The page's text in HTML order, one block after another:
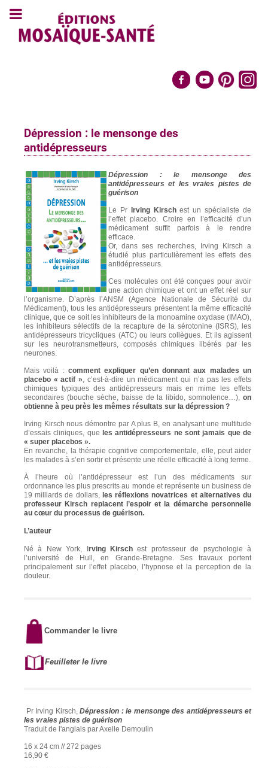
Dépression : le mensonge des
antidépresseurs
Dépression : le mensonge des
antidépresseurs et les vraies pistes de
guérison
Le Pr Irving Kirschest un spécialiste de
l’effet placebo. Croire en l’efficacité d’un
médicament suffit parfois à le rendre
efficace.
Or, dans ses recherches, Irving Kirsch a
étudié plus particulièrement les effets des
antidépresseurs.
Ces molécules ont été conçues pour avoir
une action chimique et ont un effet réel sur
l’organisme. D’après l’ANSM (Agence Nationale de Sécurité du
Médicament), tous les antidépresseurs présentent la même efficacité
clinique, que ce soit les inhibiteurs de la monoamine oxydase (IMAO),
les inhibiteurs sélectifs de la recapture de la sérotonine (ISRS), les
antidépresseurs tricycliques (ATC) ou leurs collègues. Et ils agissent
sur les neurotransmetteurs, composés chimiques libérés par les
neurones.
Mais voilà : comment expliquer qu’en donnant aux malades un
placebo « actif », c’est-à-dire un médicament qui n’a pas les effets
chimiques typiques des antidépresseurs mais en mime les effets
secondaires (bouche sèche, baisse de la libido, somnolence…), on
obtienne à peu près les mêmes résultats sur la dépression ?
Irving Kirsch nous démontre par A plus B, en analysant une multitude
d’essais cliniques, que les antidépresseurs ne sont jamais que de
« super placebos ».
En revanche, la thérapie cognitive comportementale, elle, peut aider
les malades à s’en sortir et présente une réelle efficacité à long terme.
À l’heure où l’antidépresseur est l’un des médicaments sur
ordonnance les plus prescrits au monde et représente un business de
19 milliards de dollars,les réflexions novatrices et alternatives du
professeur Kirsch replacent l’espoir et la démarche personnelle
au cœur du processus de guérison.
L’auteur
Né à New York, I rving Kirsch est professeur de psychologie à
l’université de Hull, en Grande-Bretagne. Ses travaux portent
principalement sur l’effet placebo, l’hypnose et la perception de la
douleur.
Commander le livre
Feuilleter le livre
Pr Irving Kirsch, Dépression : le mensonge des antidépresseurs et
les vraies pistes de guérison
Traduit de l'anglais par Axelle Demoulin
16 x 24 cm // 272 pages
16,90 €